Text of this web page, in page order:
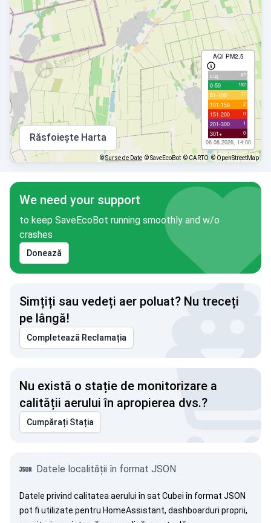
AQI PM2.5
с/д 87
0-50 182
51-100 77
101-150 2
151-200 0
201-300 1
301+ 0
06.08.2026, 14:00
Răsfoiește Harta
©Surse de Date © SaveEcoBot © CARTO © OpenStreetMap
We need your support
to keep SaveEcoBot running smoothly and w/o
crashes
Donează
Simțiți sau vedeți aer poluat? Nu treceți
pe lângă!
Completează Reclamația
Nu există o stație de monitorizare a
calității aerului în apropierea dvs.?
Cumpărați Stația
Datele localității în format JSON
Datele privind calitatea aerului în sat Cubei în format JSON
pot fi utilizate pentru HomeAssistant, dashboarduri proprii,